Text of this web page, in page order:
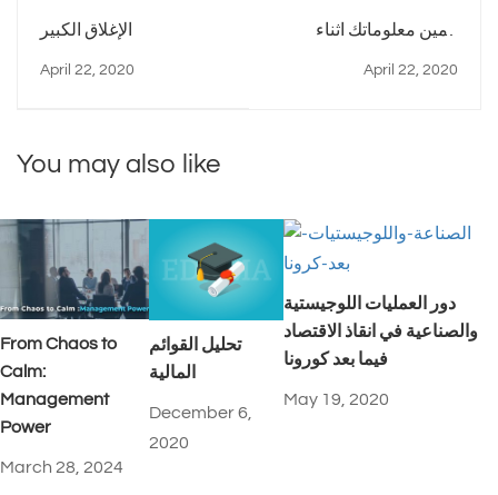
الإغلاق الكبير
April 22, 2020
تأمين معلوماتك اثناء
April 22, 2020
You may also like
From Chaos to
Calm:
Management
Power
March 28, 2024
تحليل القوائم
المالية
December 6,
2020
دور العمليات اللوجيستية
والصناعية في انقاذ الاقتصاد
فيما بعد كورونا
May 19, 2020